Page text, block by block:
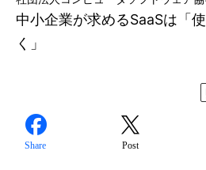
中小企業が求めるSaaSは「
く」
Share Post